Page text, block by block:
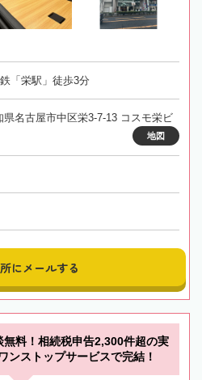
「栄駅」徒歩3分
県名古屋市中区栄3-7-13 コスモ栄ビ
地図
にメールする
無料！相続税申告2,300件超の実
ンストップサービスで完結！